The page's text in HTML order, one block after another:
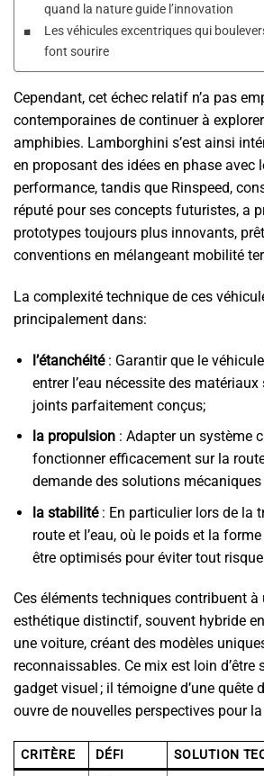
quand la nature guide l’innovation
Les véhicules excentriques qui
font sourire
Cependant, cet échec relatif n’a pas
contemporaines de continuer à
amphibies. Lamborghini s’est ainsi
en proposant des idées en phase avec
performance, tandis que Rinspeed,
réputé pour ses concepts futuristes, a
prototypes toujours plus innovants,
conventions en mélangeant mobilité
La complexité technique de ces
principalement dans:
l’étanchéité: Garantir que le
entrer l’eau nécessite des
joints parfaitement conçus;
la propulsion: Adapter un système
fonctionner efficacement sur la
demande des solutions mécaniques
la stabilité: En particulier lors de la
route et l’eau, où le poids et la
être optimisés pour éviter tout
Ces éléments techniques contribuent à
esthétique distinctif, souvent hybride
une voiture, créant des modèles
reconnaissables. Ce mix est loin d’être
gadget visuel ; il témoigne d’une quête
ouvre de nouvelles perspectives pour
CRITÈRE DÉFI SOLUTION